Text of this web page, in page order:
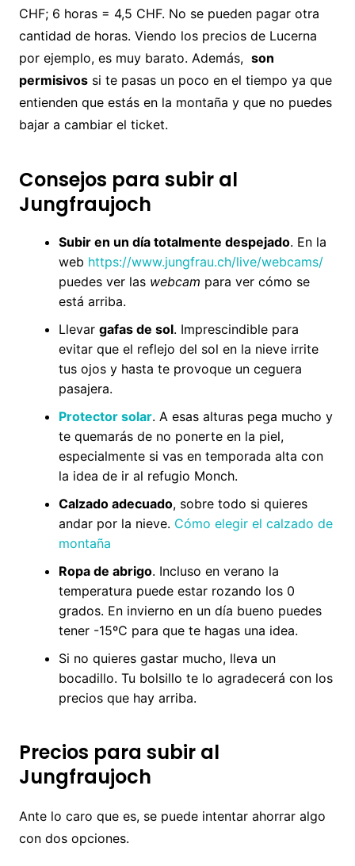
CHF; 6 horas = 4,5 CHF. No se pueden pagar otra
cantidad de horas. Viendo los precios de Lucerna
por ejemplo, es muy barato. Además, son
permisivossi te pasas un poco en el tiempo ya que
entienden que estás en la montaña y que no puedes
bajar a cambiar el ticket.
Consejos para subir al
Jungfraujoch
Subir en un día totalmente despejado. En la
web https://www.jungfrau.ch/live/webcams/
puedes ver las webcam para ver cómo se
está arriba.
Llevar gafas de sol. Imprescindible para
evitar que el reflejo del sol en la nieve irrite
tus ojos y hasta te provoque un ceguera
pasajera.
Protector solar. A esas alturas pega mucho y
te quemarás de no ponerte en la piel,
especialmente si vas en temporada alta con
la idea de ir al refugio Monch.
Calzado adecuado, sobre todo si quieres
andar por la nieve. Cómo elegir el calzado de
montaña
Ropa de abrigo. Incluso en verano la
temperatura puede estar rozando los 0
grados. En invierno en un día bueno puedes
tener -15ºC para que te hagas una idea.
Si no quieres gastar mucho, lleva un
bocadillo. Tu bolsillo te lo agradecerá con los
precios que hay arriba.
Precios para subir al
Jungfraujoch
Ante lo caro que es, se puede intentar ahorrar algo
con dos opciones.